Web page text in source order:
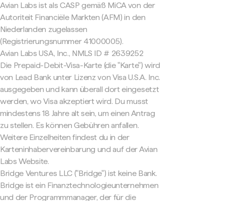
Avian Labs ist als CASP gemäß MiCA von der
Autoriteit Financiële Markten (AFM) in den
Niederlanden zugelassen
(Registrierungsnummer 41000005).
Avian Labs USA, Inc., NMLS ID # 2639252
Die Prepaid-Debit-Visa-Karte (die "Karte") wird
von Lead Bank unter Lizenz von Visa U.S.A. Inc.
ausgegeben und kann überall dort eingesetzt
werden, wo Visa akzeptiert wird. Du musst
mindestens 18 Jahre alt sein, um einen Antrag
zu stellen. Es können Gebühren anfallen.
Weitere Einzelheiten findest du in der
Karteninhabervereinbarung und auf der Avian
Labs Website.
Bridge Ventures LLC ("Bridge") ist keine Bank.
Bridge ist ein Finanztechnologieunternehmen
und der Programmmanager, der für die